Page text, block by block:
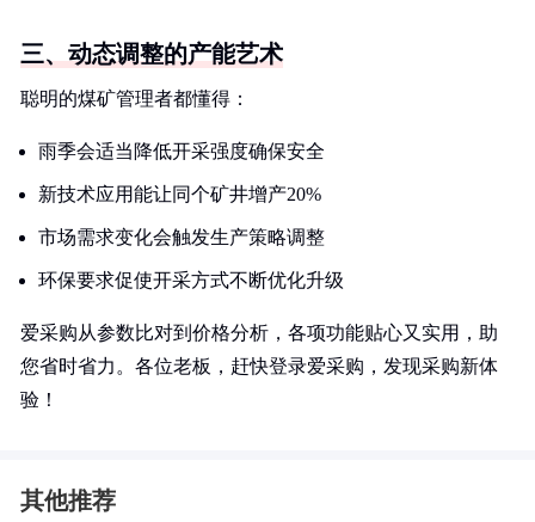
三、动态调整的产能艺术
聪明的煤矿管理者都懂得：
雨季会适当降低开采强度确保安全
新技术应用能让同个矿井增产20%
市场需求变化会触发生产策略调整
环保要求促使开采方式不断优化升级
爱采购从参数比对到价格分析，各项功能贴心又实用，助
您省时省力。各位老板，赶快登录爱采购，发现采购新体
验！
其他推荐